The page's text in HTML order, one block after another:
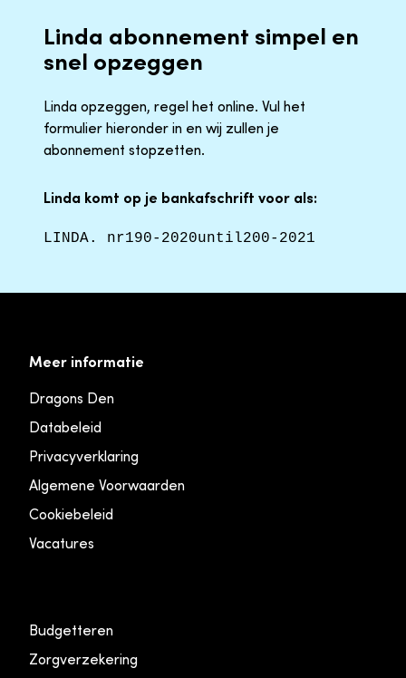
Linda abonnement simpel en
snel opzeggen
Linda opzeggen, regel het online. Vul het
formulier hieronder in en wij zullen je
abonnement stopzetten.
Linda komt op je bankafschrift voor als:
LINDA. nr190-2020until200-2021
Meer informatie
Dragons Den
Databeleid
Privacyverklaring
Algemene Voorwaarden
Cookiebeleid
Vacatures
Budgetteren
Zorgverzekering